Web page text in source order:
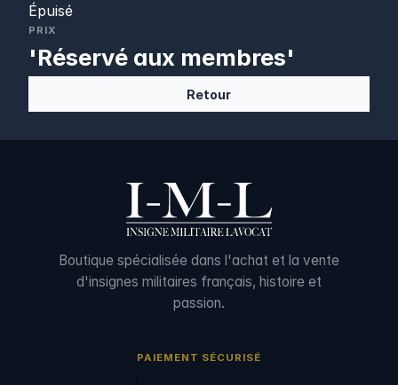
Épuisé
PRIX
'Réservé aux membres'
Retour
Boutique spécialisée dans l'achat et la vente
d'insignes militaires français, histoire et
passion.
PAIEMENT SÉCURISÉ